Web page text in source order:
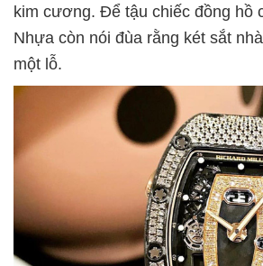
kim cương. Để tậu chiếc đồng hồ
Nhựa còn nói đùa rằng két sắt
một lỗ.